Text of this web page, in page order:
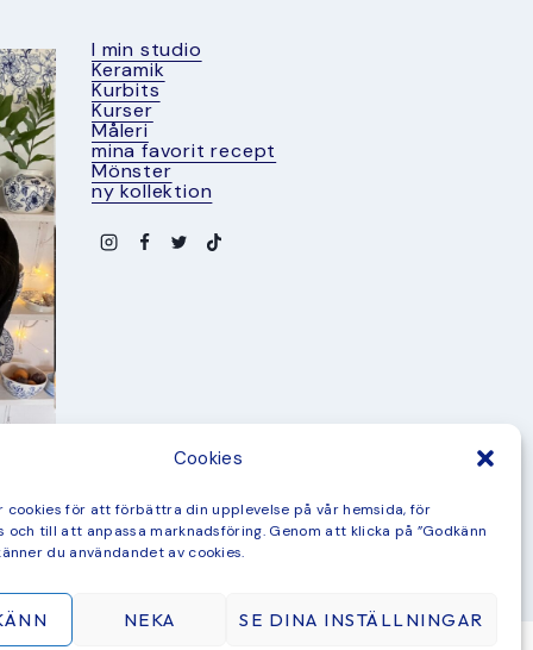
Cookies
cookies för att förbättra din upplevelse på vår hemsida, för
och till att anpassa marknadsföring. Genom att klicka på ”Godkänn
du användandet av cookies.
NEKA SE DINA INSTÄLLNINGAR
I min studio
Keramik
Kurbits
Kurser
Måleri
mina favorit recept
Mönster
ny kollektion